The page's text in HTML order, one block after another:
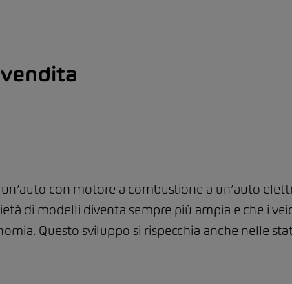
con motore a combustione a un’auto
di modelli diventa sempre più ampia e che i
Questo sviluppo si rispecchia anche nelle